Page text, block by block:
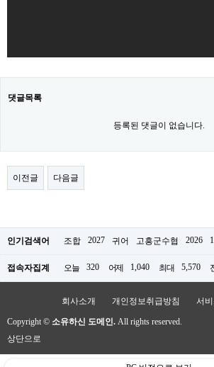
댓글목록
등록된 댓글이 없습니다.
이전글 다음글
인기검색어 조합 2027 귀어 고흥군수협 2026 1
접속자집계 오늘 320 어제 1,040 최대 5,570
회사소개 개인정보취급방침 서
Copyright © 소유하신 도메인. All rights reserved.
상단으로